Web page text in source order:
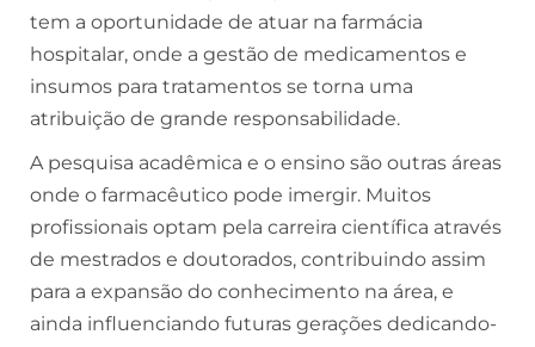
tem a oportunidade de atuar na farmácia
hospitalar, onde a gestão de medicamentos e
insumos para tratamentos se torna uma
atribuição de grande responsabilidade.
A pesquisa acadêmica e o ensino são outras áreas
onde o farmacêutico pode imergir. Muitos
profissionais optam pela carreira científica através
de mestrados e doutorados, contribuindo assim
para a expansão do conhecimento na área, e
ainda influenciando futuras gerações dedicando-